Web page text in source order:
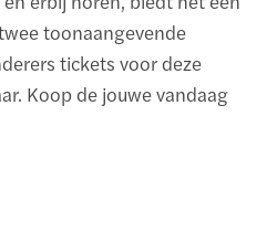
toonaangevende
tickets voor deze
Koop de jouwe vandaag